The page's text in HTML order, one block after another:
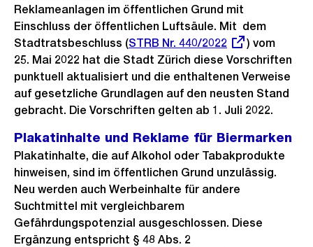
Reklameanlagen im öffentlichen Grund mit
Einschluss der öffentlichen Luftsäule. Mit dem
Stadtratsbeschluss (Externer
Link:
STRB Nr. 440/2022
) vom
25. Mai 2022 hat die Stadt Zürich diese Vorschriften
punktuell aktualisiert und die enthaltenen Verweise
auf gesetzliche Grundlagen auf den neusten Stand
gebracht. Die Vorschriften gelten ab 1. Juli 2022.
Plakatinhalte und Reklame für Biermarken
Plakatinhalte, die auf Alkohol oder Tabakprodukte
hinweisen, sind im öffentlichen Grund unzulässig.
Neu werden auch Werbeinhalte für andere
Suchtmittel mit vergleichbarem
Gefährdungspotenzial ausgeschlossen. Diese
Ergänzung entspricht § 48 Abs. 2